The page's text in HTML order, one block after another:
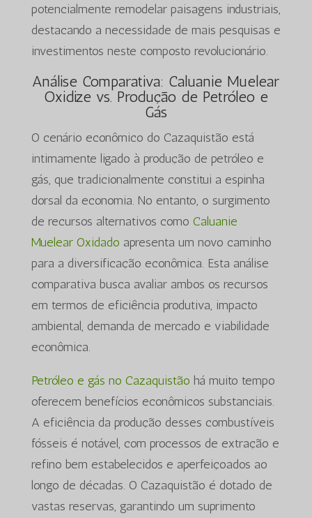
potencialmente remodelar paisagens industriais,
destacando a necessidade de mais pesquisas e
investimentos neste composto revolucionário.
Análise Comparativa: Caluanie Muelear
Oxidize vs. Produção de Petróleo e
Gás
O cenário econômico do Cazaquistão está
intimamente ligado à produção de petróleo e
gás, que tradicionalmente constitui a espinha
dorsal da economia. No entanto, o surgimento
de recursos alternativos como Caluanie
Muelear Oxidado apresenta um novo caminho
para a diversificação econômica. Esta análise
comparativa busca avaliar ambos os recursos
em termos de eficiência produtiva, impacto
ambiental, demanda de mercado e viabilidade
econômica.
Petróleo e gás no Cazaquistão há muito tempo
oferecem benefícios econômicos substanciais.
A eficiência da produção desses combustíveis
fósseis é notável, com processos de extração e
refino bem estabelecidos e aperfeiçoados ao
longo de décadas. O Cazaquistão é dotado de
vastas reservas, garantindo um suprimento